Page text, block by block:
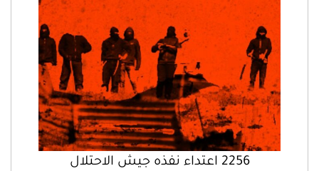
2256 اعتداء نفذه جيش الاحتلال